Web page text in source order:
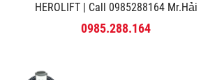
HEROLIFT | Call 0985288164 Mr.Hải
0985.288.164